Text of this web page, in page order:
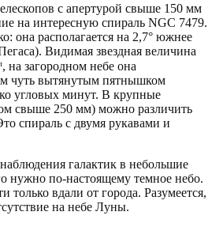
с апертурой свыше 150 мм
на интересную спираль NGC 7479.
она располагается на 2,7° южнее
Видимая звездная величина
, на загородном небе она
чуть вытянутым пятнышком
угловых минут. В крупные
свыше 250 мм) можно различить
спираль с двумя рукавами и
галактик в небольшие
нужно по-настоящему темное небо.
только вдали от города. Разумеется,
на небе Луны.